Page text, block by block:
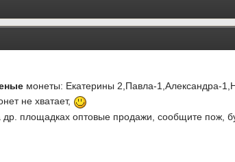
монеты: Екатерины 2,Павла-1,Александра-
не хватает,
др. площадках оптовые продажи, сообщите пож,